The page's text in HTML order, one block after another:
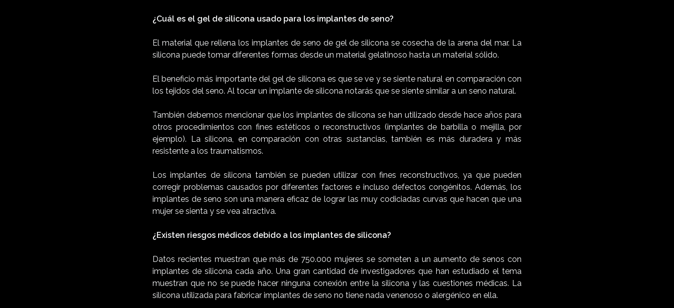
¿Cuál es el gel de silicona usado para los implantes de seno?
El material que rellena los implantes de seno de gel de silicona se cosecha de la arena del mar. La
silicona puede tomar diferentes formas desde un material gelatinoso hasta un material sólido.
El beneficio más importante del gel de silicona es que se ve y se siente natural en comparación con
los tejidos del seno. Al tocar un implante de silicona notarás que se siente similar a un seno natural.
También debemos mencionar que los implantes de silicona se han utilizado desde hace años para
otros procedimientos con fines estéticos o reconstructivos (implantes de barbilla o mejilla, por
ejemplo). La silicona, en comparación con otras sustancias, también es más duradera y más
resistente a los traumatismos.
Los implantes de silicona también se pueden utilizar con fines reconstructivos, ya que pueden
corregir problemas causados por diferentes factores e incluso defectos congénitos. Además, los
implantes de seno son una manera eficaz de lograr las muy codiciadas curvas que hacen que una
mujer se sienta y se vea atractiva.
¿Existen riesgos médicos debido a los implantes de silicona?
Datos recientes muestran que más de 750.000 mujeres se someten a un aumento de senos con
implantes de silicona cada año. Una gran cantidad de investigadores que han estudiado el tema
muestran que no se puede hacer ninguna conexión entre la silicona y las cuestiones médicas. La
silicona utilizada para fabricar implantes de seno no tiene nada venenoso o alergénico en ella.